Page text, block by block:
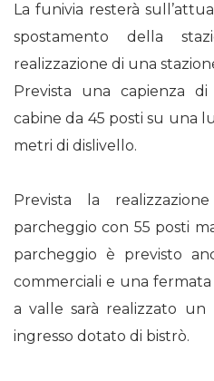
La funivia resterà
spostamento della
realizzazione di una
Prevista una capienza
cabine da 45 posti su una
metri di dislivello.
Prevista la
parcheggio con 55 posti
parcheggio è previsto
commerciali e una
a valle sarà realizzato
ingresso dotato di bistrò.